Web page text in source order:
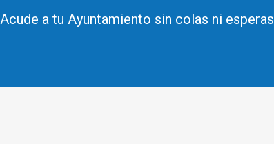
Acude a tu Ayuntamiento sin colas ni esperas